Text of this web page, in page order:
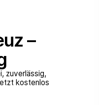
–
zuverlässig,
kostenlos